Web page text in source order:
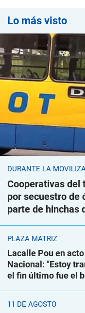
Lo más visto
DURANTE LA
Cooperativas del
por secuestro de
parte de hinchas
PLAZA MATRIZ
Lacalle Pou en
Nacional: "Estoy
el fin último fue el
11 DE AGOSTO